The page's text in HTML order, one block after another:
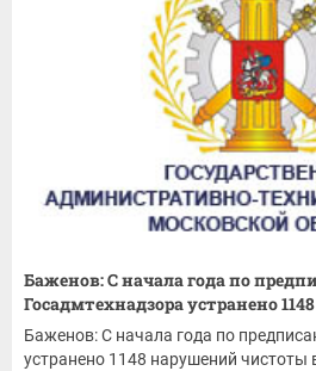
Баженов: С начала года по
Госадмтехнадзора устранено
Баженов: С начала года по
устранено 1148 нарушений чистоты